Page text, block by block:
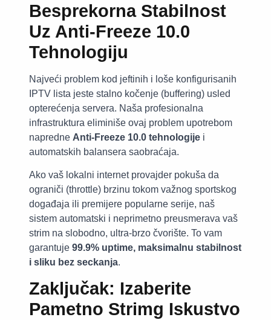
Besprekorna Stabilnost
Uz Anti-Freeze 10.0
Tehnologiju
Najveći problem kod jeftinih i loše konfigurisanih
IPTV lista jeste stalno kočenje (buffering) usled
opterećenja servera. Naša profesionalna
infrastruktura eliminiše ovaj problem upotrebom
napredne Anti-Freeze 10.0 tehnologije i
automatskih balansera saobraćaja.
Ako vaš lokalni internet provajder pokuša da
ograniči (throttle) brzinu tokom važnog sportskog
događaja ili premijere popularne serije, naš
sistem automatski i neprimetno preusmerava vaš
strim na slobodno, ultra-brzo čvorište. To vam
garantuje 99.9% uptime, maksimalnu stabilnost
i sliku bez seckanja.
Zaključak: Izaberite
Pametno Strimg Iskustvo